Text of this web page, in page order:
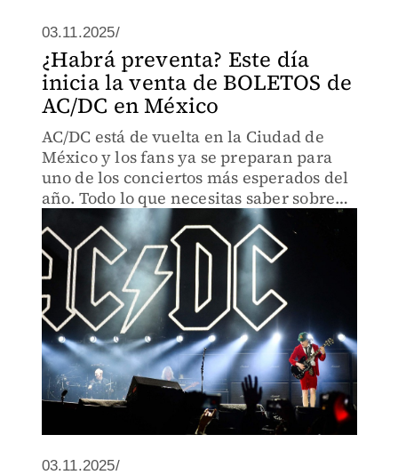
03.11.2025/
¿Habrá preventa? Este día
inicia la venta de BOLETOS de
AC/DC en México
AC/DC está de vuelta en la Ciudad de
México y los fans ya se preparan para
uno de los conciertos más esperados del
año. Todo lo que necesitas saber sobre
cómo conseguir tus boletos y no perderte
este histórico regreso.
03.11.2025/